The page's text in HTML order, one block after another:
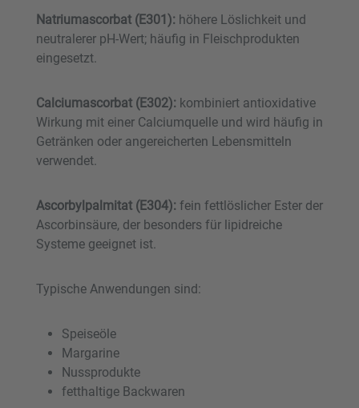
Natriumascorbat (E301): höhere Löslichkeit und
neutralerer pH-Wert; häufig in Fleischprodukten
eingesetzt.
Calciumascorbat (E302): kombiniert antioxidative
Wirkung mit einer Calciumquelle und wird häufig in
Getränken oder angereicherten Lebensmitteln
verwendet.
Ascorbylpalmitat (E304): fein fettlöslicher Ester der
Ascorbinsäure, der besonders für lipidreiche
Systeme geeignet ist.
Typische Anwendungen sind:
Speiseöle
Margarine
Nussprodukte
fetthaltige Backwaren